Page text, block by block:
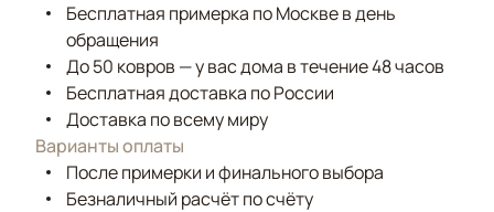
Бесплатная примерка по Москве в день
обращения
До 50 ковров — у вас дома в течение 48 часов
Бесплатная доставка по России
Доставка по всему миру
Варианты оплаты
После примерки и финального выбора
Безналичный расчёт по счёту